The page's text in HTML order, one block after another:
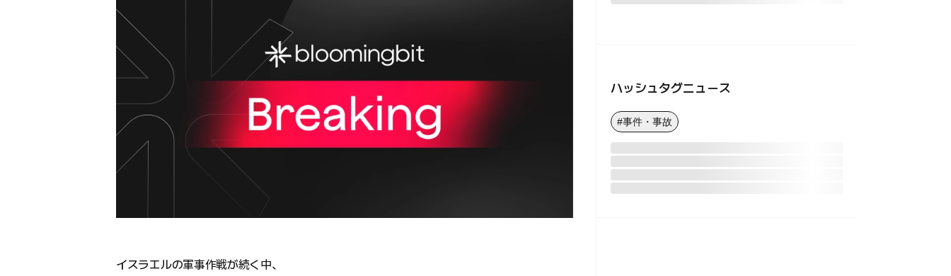
イスラエルの軍事作戦が続く中、
ハッシュタグニュース
#事件・事故